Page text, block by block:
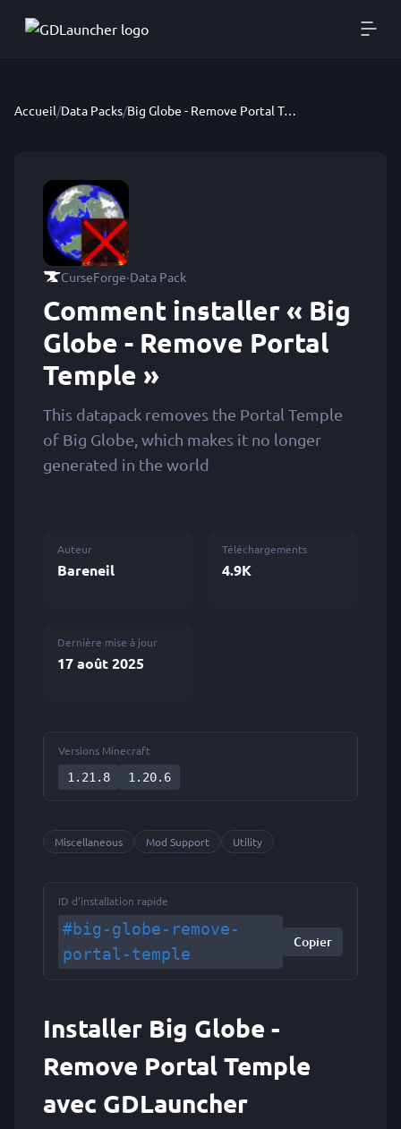
Accueil/Data Packs/ Big Globe - Remove Portal Temple
CurseForge·Data Pack
Comment installer « Big
Globe - Remove Portal
Temple »
This datapack removes the Portal Temple
of Big Globe, which makes it no longer
generated in the world
Auteur
Bareneil
Téléchargements
4.9K
Dernière mise à jour
17 août 2025
Versions Minecraft
1.21.8
1.20.6
Miscellaneous Mod Support Utility
ID d'installation rapide
#big-globe-remove-
portal-temple
Copier
Installer Big Globe -
Remove Portal Temple
avec GDLauncher